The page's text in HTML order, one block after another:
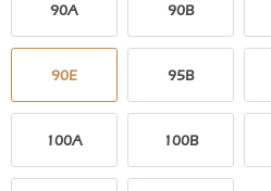
90A 90B
90E 95B
100A 100B